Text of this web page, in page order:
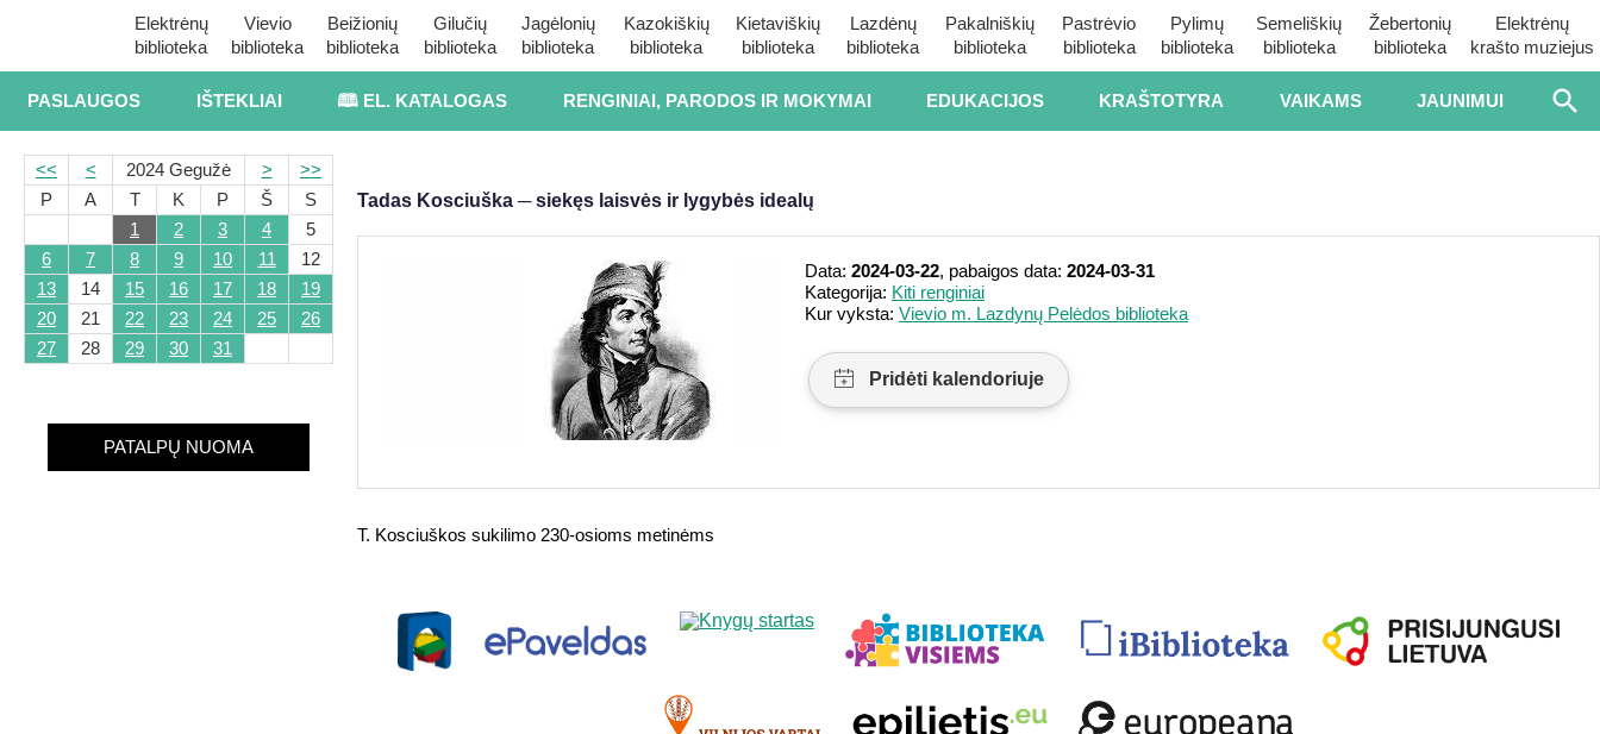
Elektrėnų
biblioteka
Vievio
biblioteka
Beižionių
biblioteka
Gilučių
biblioteka
Jagėlonių
biblioteka
Kazokiškių
biblioteka
Kietaviškių
biblioteka
Lazdėnų
biblioteka
Pakalniškių
biblioteka
Pastrėvio
biblioteka
Pylimų
biblioteka
Semeliškių
biblioteka
Žebertonių
biblioteka
Elektrėnų
krašto muziejus
PASLAUGOS IŠTEKLIAI 🕮 EL. KATALOGAS RENGINIAI, PARODOS IR MOKYMAI EDUKACIJOS KRAŠTOTYRA VAIKAMS JAUNIMUI
<< < 2024 Gegužė >
>>
P
A T K P Š
S
1
2 3 4
5
6
7 8 9 10 11
12
13
14 15 16 17 18
19
20
21 22 23 24 25
26
27
28 29 30 31
PATALPŲ NUOMA
Tadas Kosciuška ─ siekęs laisvės ir lygybės idealų
Data: 2024-03-22, pabaigos data: 2024-03-31
Kategorija: Kiti renginiai
Kur vyksta: Vievio m. Lazdynų Pelėdos biblioteka
T. Kosciuškos sukilimo 230-osioms metinėms